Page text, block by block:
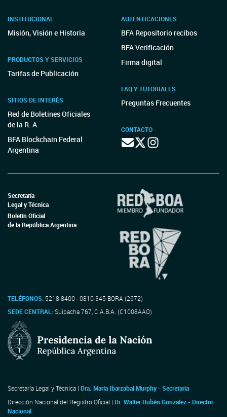
INSTITUCIONAL
Misión, Visión e Historia
PRODUCTOS Y SERVICIOS
Tarifas de Publicación
SITIOS DE INTERÉS
Red de Boletines Oficiales
de la R. A.
BFA Blockchain Federal
Argentina
AUTENTICACIONES
BFA Repositorio recibos
BFA Verificación
Firma digital
FAQ Y TUTORIALES
Preguntas Frecuentes
CONTACTO
Secretaría
Legal y Técnica
Boletín Oficial
de la República Argentina
TELÉFONOS: 5218-8400 - 0810-345-BORA (2672)
SEDE CENTRAL:Suipacha 767, C.A.B.A. (C1008AAO)
Secretaría Legal y Técnica | Dra. María Ibarzabal Murphy - Secretaria
Dirección Nacional del Registro Oficial | Dr. Walter Rubén Gonzalez - Director
Nacional